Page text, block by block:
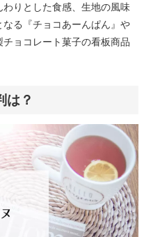
りとした食感、生地の風味
る『チョコあーんぱん』や
チョコレート菓子の看板商品
は？